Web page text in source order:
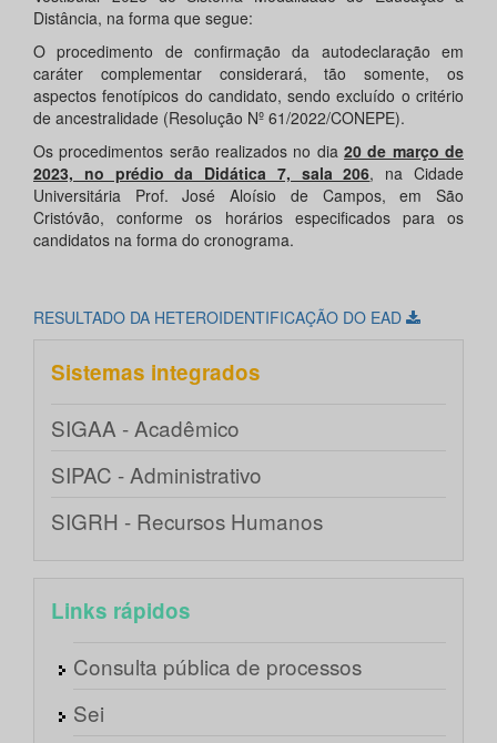
Distância, na forma que segue:
O procedimento de confirmação da autodeclaração em
caráter complementar considerará, tão somente, os
aspectos fenotípicos do candidato, sendo excluído o critério
de ancestralidade (Resolução Nº 61/2022/CONEPE).
Os procedimentos serão realizados no dia 20 de março de
2023, no prédio da Didática 7, sala 206, na Cidade
Universitária Prof. José Aloísio de Campos, em São
Cristóvão, conforme os horários especificados para os
candidatos na forma do cronograma.
RESULTADO DA HETEROIDENTIFICAÇÃO DO EAD
Sistemas integrados
SIGAA - Acadêmico
SIPAC - Administrativo
SIGRH - Recursos Humanos
Links rápidos
Consulta pública de processos
Sei